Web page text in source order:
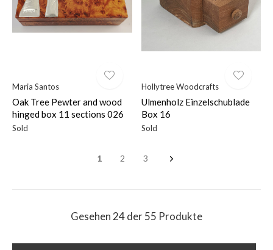
Maria Santos
Oak Tree Pewter and wood
hinged box 11 sections 026
Sold
Hollytree Woodcrafts
Ulmenholz Einzelschublade
Box 16
Sold
1 2 3
Gesehen 24 der 55 Produkte